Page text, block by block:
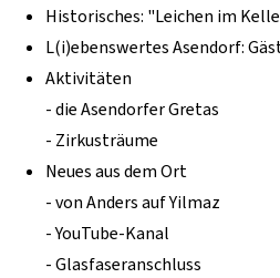
Historisches: "Leichen im
L(i)ebenswertes Asendorf:
Aktivitäten
- die Asendorfer Gretas
- Zirkusträume
Neues aus dem Ort
- von Anders auf Yilmaz
- YouTube-Kanal
- Glasfaseranschluss